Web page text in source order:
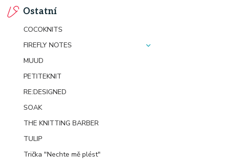
Ostatní
COCOKNITS
FIREFLY NOTES
MUUD
PETITEKNIT
RE:DESIGNED
SOAK
THE KNITTING BARBER
TULIP
Trička "Nechte mě plést"